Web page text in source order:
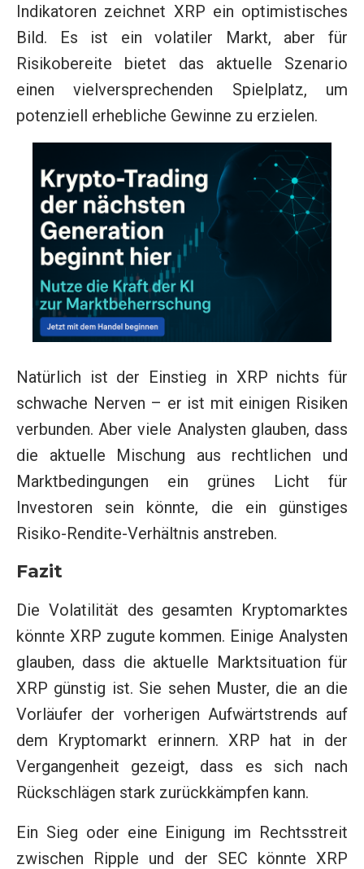
Indikatoren zeichnet XRP ein optimistisches
Bild. Es ist ein volatiler Markt, aber für
Risikobereite bietet das aktuelle Szenario
einen vielversprechenden Spielplatz, um
potenziell erhebliche Gewinne zu erzielen.
Natürlich ist der Einstieg in XRP nichts für
schwache Nerven – er ist mit einigen Risiken
verbunden. Aber viele Analysten glauben, dass
die aktuelle Mischung aus rechtlichen und
Marktbedingungen ein grünes Licht für
Investoren sein könnte, die ein günstiges
Risiko-Rendite-Verhältnis anstreben.
Fazit
Die Volatilität des gesamten Kryptomarktes
könnte XRP zugute kommen. Einige Analysten
glauben, dass die aktuelle Marktsituation für
XRP günstig ist. Sie sehen Muster, die an die
Vorläufer der vorherigen Aufwärtstrends auf
dem Kryptomarkt erinnern. XRP hat in der
Vergangenheit gezeigt, dass es sich nach
Rückschlägen stark zurückkämpfen kann.
Ein Sieg oder eine Einigung im Rechtsstreit
zwischen Ripple und der SEC könnte XRP